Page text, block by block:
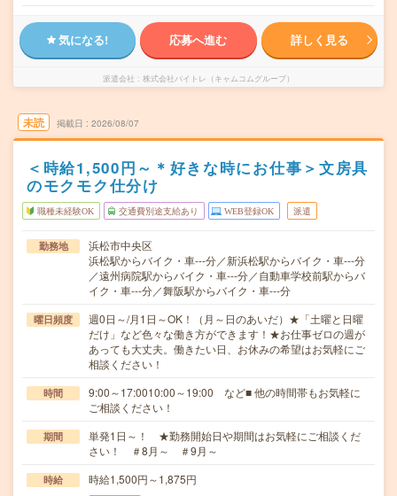
気になる! 応募へ進む 詳しく見る
派遣会社 株式会社バイトレ（キャムコムグループ）
未読 掲載日 2026/08/07
＜時給1,500円～＊好きな時にお仕事＞文房具
のモクモク仕分け
職種未経験OK 交通費別途支給あり WEB登録OK 派遣
勤務地
浜松市中央区
浜松駅からバイク・車---分／新浜松駅からバイク・車---分
／遠州病院駅からバイク・車---分／自動車学校前駅からバ
イク・車---分／舞阪駅からバイク・車---分
曜日頻度
週0日～/月1日～OK！（月～日のあいだ）★「土曜と日曜
だけ」など色々な働き方ができます！★お仕事ゼロの週が
あっても大丈夫。働きたい日、お休みの希望はお気軽にご
相談ください！
時間
9:00～17:0010:00～19:00 など■ 他の時間帯もお気軽に
ご相談ください！
期間
単発1日～！ ★勤務開始日や期間はお気軽にご相談くだ
さい！ ＃8月～ ＃9月～
時給 時給1,500円～1,875円